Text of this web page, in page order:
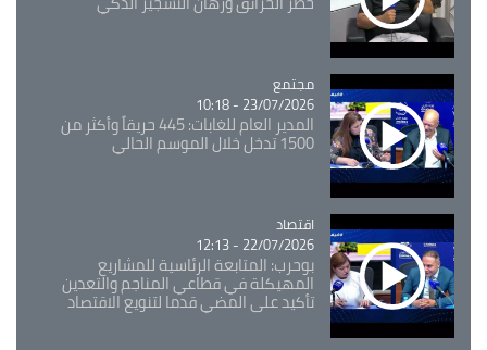
Catégorie
مجتمع
23/07/2026 - 10:18
المدير العام للغابات: 445 حريقاً وأكثر من
1500 تدخل خلال الموسم الحالي
Catégorie
اقتصاد
22/07/2026 - 12:13
بوحرب: المتابعة الرئاسية للمشاريع
المهيكلة في قطاعي المناجم والتعدين
تأكيد على المضي قدما لتنويع الاقتصاد